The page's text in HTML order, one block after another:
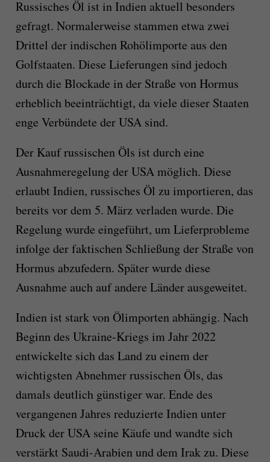
Russisches Öl ist in Indien aktuell besonders
gefragt. Normalerweise stammen etwa zwei
Drittel der indischen Rohölimporte aus den
Golfstaaten. Diese Lieferungen sind jedoch
durch die Blockade in der Straße von Hormus
erheblich beeinträchtigt, da viele dieser Staaten
enge Verbündete der USA sind.
Der Kauf russischen Öls ist durch eine
Ausnahmeregelung der USA möglich. Diese
erlaubt Indien, russisches Öl zu importieren, das
bereits vor dem 5. März verladen wurde. Die
Regelung wurde eingeführt, um Lieferprobleme
infolge der faktischen Schließung der Straße von
Hormus abzufedern. Später wurde diese
Ausnahme auch auf andere Länder ausgeweitet.
Indien ist stark von Ölimporten abhängig. Nach
Beginn des Ukraine-Kriegs im Jahr 2022
entwickelte sich das Land zu einem der
wichtigsten Abnehmer russischen Öls, das
damals deutlich günstiger war. Ende des
vergangenen Jahres reduzierte Indien unter
Druck der USA seine Käufe und wandte sich
verstärkt Saudi-Arabien und dem Irak zu. Diese